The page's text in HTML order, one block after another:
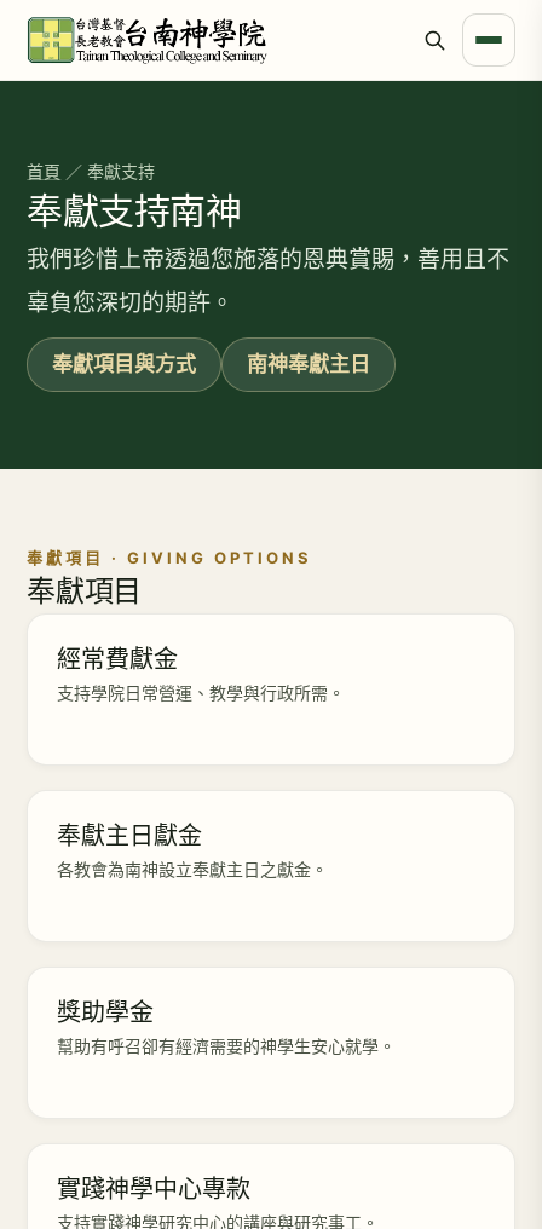
首頁 ／ 奉獻支持
奉獻支持南神
我們珍惜上帝透過您施落的恩典賞賜，善用且不
辜負您深切的期許。
奉獻項目與方式 南神奉獻主日
奉獻項目 · GIVING OPTIONS
奉獻項目
經常費獻金
支持學院日常營運、教學與行政所需。
奉獻主日獻金
各教會為南神設立奉獻主日之獻金。
獎助學金
幫助有呼召卻有經濟需要的神學生安心就學。
實踐神學中心專款
支持實踐神學研究中心的講座與研究事工。